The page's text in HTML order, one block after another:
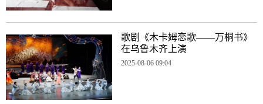
歌剧《木卡姆恋歌——万桐书》
在乌鲁木齐上演
2025-08-06 09:04